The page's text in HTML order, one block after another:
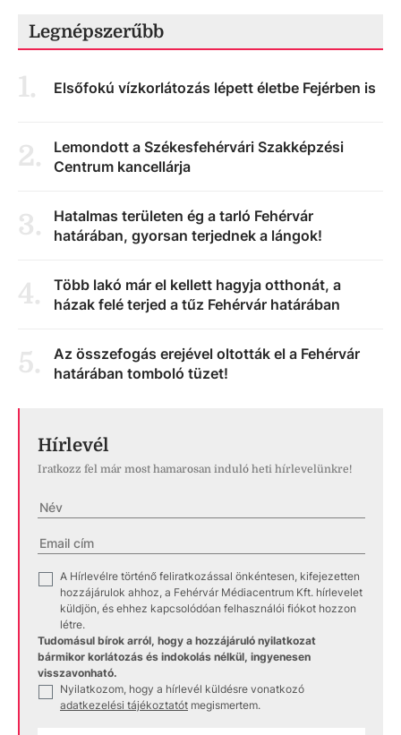
Legnépszerűbb
1. Elsőfokú vízkorlátozás lépett életbe Fejérben is
2.
Lemondott a Székesfehérvári Szakképzési
Centrum kancellárja
3.
Hatalmas területen ég a tarló Fehérvár
határában, gyorsan terjednek a lángok!
4.
Több lakó már el kellett hagyja otthonát, a
házak felé terjed a tűz Fehérvár határában
5.
Az összefogás erejével oltották el a Fehérvár
határában tomboló tüzet!
Hírlevél
Iratkozz fel már most hamarosan induló heti hírlevelünkre!
A Hírlevélre történő feliratkozással önkéntesen, kifejezetten
hozzájárulok ahhoz, a Fehérvár Médiacentrum Kft. hírlevelet
küldjön, és ehhez kapcsolódóan felhasználói fiókot hozzon
létre.
Tudomásul bírok arról, hogy a hozzájáruló nyilatkozat
bármikor korlátozás és indokolás nélkül, ingyenesen
visszavonható.
Nyilatkozom, hogy a hírlevél küldésre vonatkozó
adatkezelési tájékoztatót megismertem.